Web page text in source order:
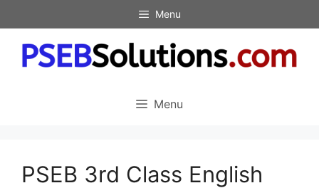
to
content
Menu
Menu
PSEB 3rd Class English